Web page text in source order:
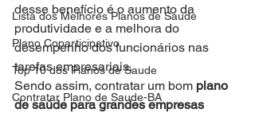
Lista dos Melhores Planos de Saude
Plano Coparticipativo
Top 10 dos Planos de Saude
Contratar Plano de Saude-BA
desse benefício é o aumento da
produtividade e a melhora do
desempenho dos funcionários nas
tarefas empresariais.
Sendo assim, contratar um bom plano
de saúde para grandes empresas